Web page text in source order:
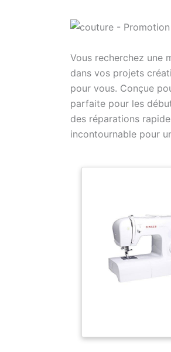
Vous recherchez une
dans vos projets
pour vous. Conçue
parfaite pour les
des réparations
incontournable pour